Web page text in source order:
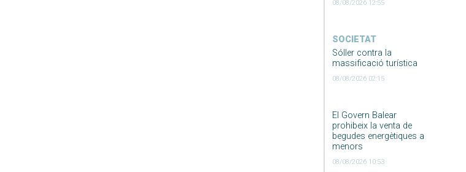
08/08/2026 12:55
SOCIETAT
Sóller contra la
massificació turística
08/08/2026 02:15
El Govern Balear
prohibeix la venta de
begudes energètiques a
menors
08/08/2026 10:53